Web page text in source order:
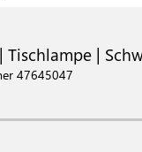
Tischlampe |
47645047